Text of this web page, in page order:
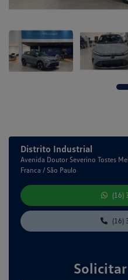
Distrito Industrial
Avenida Doutor Severino Tostes
Franca / São Paulo
(16)
(16)